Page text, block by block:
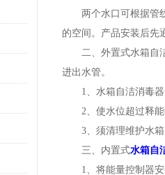
两个水口可根据管线
的空间。产品安装后先
二、外置式水箱自洁
进出水管。
1、水箱自洁消毒器
2、使水位超过释能
3、须清理维护水箱
三、内置式水箱自
1、将能量控制器安